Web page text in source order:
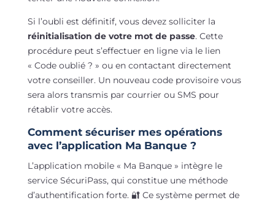
Si l’oubli est définitif, vous devez solliciter la
réinitialisation de votre mot de passe. Cette
procédure peut s’effectuer en ligne via le lien
« Code oublié ? » ou en contactant directement
votre conseiller. Un nouveau code provisoire vous
sera alors transmis par courrier ou SMS pour
rétablir votre accès.
Comment sécuriser mes opérations
avec l’application Ma Banque ?
L’application mobile « Ma Banque » intègre le
service SécuriPass, qui constitue une méthode
d’authentification forte. 🔐 Ce système permet de